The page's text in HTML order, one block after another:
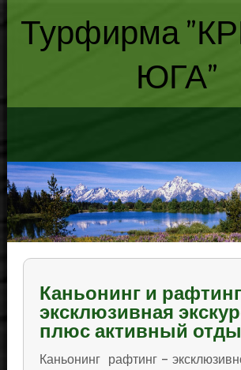
Турфирма
ЮГА"
Каньонинг и
эксклюзивная
плюс активный
Каньонинг рафтинг –